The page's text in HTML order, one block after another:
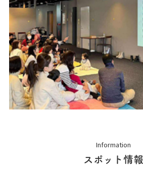
Information
スポット情報